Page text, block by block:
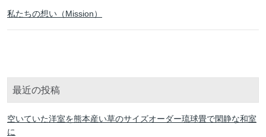
私たちの想い（Mission）
最近の投稿
空いていた洋室を熊本産い草のサイズオーダー琉球畳で閑静な和室
に